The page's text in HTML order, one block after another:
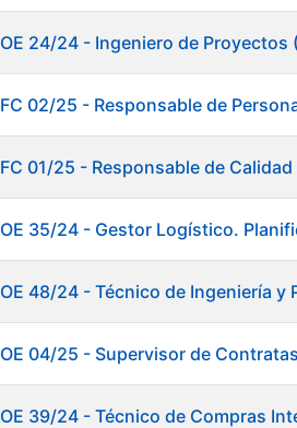
Mostrar/Ocultar
Mostrar/Ocultar
Mostrar/Ocultar
OE 24/24 - Ingeniero de
FC 02/25 - Responsable de
FC 01/25 - Responsable de Calidad
OE 35/24 - Gestor Logístico.
OE 48/24 - Técnico de Ingeniería
OE 04/25 - Supervisor de
OE 39/24 - Técnico de Compras